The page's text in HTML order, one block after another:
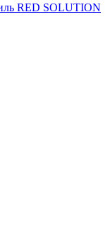
RED SOLUTION